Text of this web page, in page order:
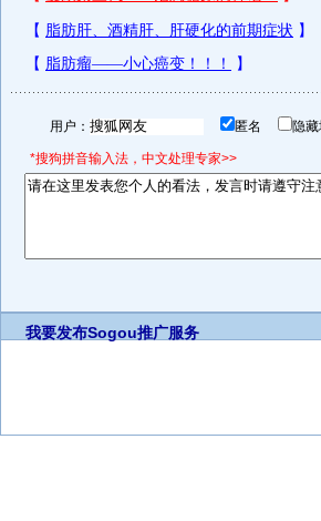
用户： 匿名 隐
*搜狗拼音输入法，中文处理专家>>
我要发布Sogou推广服务